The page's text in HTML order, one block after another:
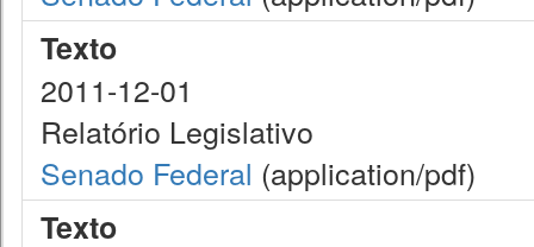
Texto
2011-12-01
Relatório Legislativo
Senado Federal (application/pdf)
Texto